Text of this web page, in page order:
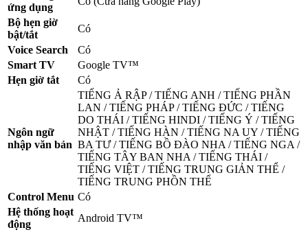
ứng dụng
Bộ hẹn giờ
bật/tắt
Có
Voice Search
Có
Smart TV
Google TV™
Hẹn giờ tắt
Có
Ngôn ngữ
nhập văn bản
TIẾNG Ả RẬP / TIẾNG ANH / TIẾNG PHẦN
LAN / TIẾNG PHÁP / TIẾNG ĐỨC / TIẾNG
DO THÁI / TIẾNG HINDI / TIẾNG Ý / TIẾNG
NHẬT / TIẾNG HÀN / TIẾNG NA UY / TIẾNG
BA TƯ / TIẾNG BỒ ĐÀO NHA / TIẾNG NGA /
TIẾNG TÂY BAN NHA / TIẾNG THÁI /
TIẾNG VIỆT / TIẾNG TRUNG GIẢN THỂ /
TIẾNG TRUNG PHỒN THỂ
Control Menu Có
Hệ thống hoạt
động
Android TV™